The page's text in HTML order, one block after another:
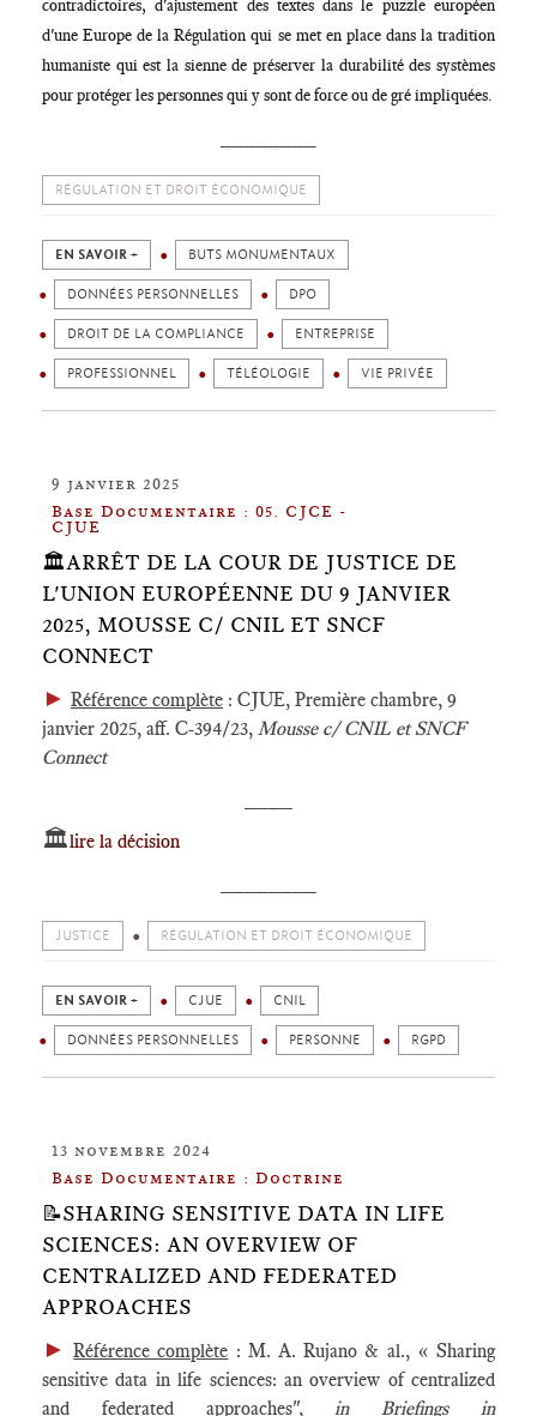
contradictoires, d'ajustement des textes dans le puzzle européen
d'une Europe de la Régulation qui se met en place dans la tradition
humaniste qui est la sienne de préserver la durabilité des systèmes
pour protéger les personnes qui y sont de force ou de gré impliquées.
RÉGULATION ET DROIT ÉCONOMIQUE
EN SAVOIR + BUTS MONUMENTAUX
DONNÉES PERSONNELLES DPO
DROIT DE LA COMPLIANCE ENTREPRISE
PROFESSIONNEL TÉLÉOLOGIE VIE PRIVÉE
9 janvier 2025
Base Documentaire : 05. CJCE -
CJUE
🏛️ARRÊT DE LA COUR DE JUSTICE DE
L'UNION EUROPÉENNE DU 9 JANVIER
2025, MOUSSE C/ CNIL ET SNCF
CONNECT
► Référence complète : CJUE, Première chambre, 9
janvier 2025, aff. C‑394/23, Mousse c/ CNIL et SNCF
Connect
🏛️lire la décision
JUSTICE RÉGULATION ET DROIT ÉCONOMIQUE
EN SAVOIR + CJUE CNIL
DONNÉES PERSONNELLES PERSONNE RGPD
13 novembre 2024
Base Documentaire : Doctrine
📝SHARING SENSITIVE DATA IN LIFE
SCIENCES: AN OVERVIEW OF
CENTRALIZED AND FEDERATED
APPROACHES
► Référence complète : M. A. Rujano & al., « Sharing
sensitive data in life sciences: an overview of centralized
and federated approaches",in Briefings in